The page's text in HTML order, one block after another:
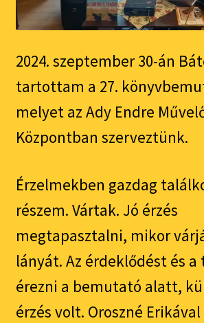
2024. szeptember 30-án
tartottam a 27.
melyet az Ady Endre
Központban szerveztünk.
Érzelmekben gazdag
részem. Vártak. Jó érzés
megtapasztalni, mikor
lányát. Az érdeklődést és
érezni a bemutató alatt,
érzés volt. Oroszné